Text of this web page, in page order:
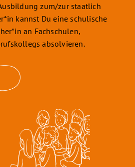
zum/zur staatlich
kannst Du eine schulische
an Fachschulen,
absolvieren.